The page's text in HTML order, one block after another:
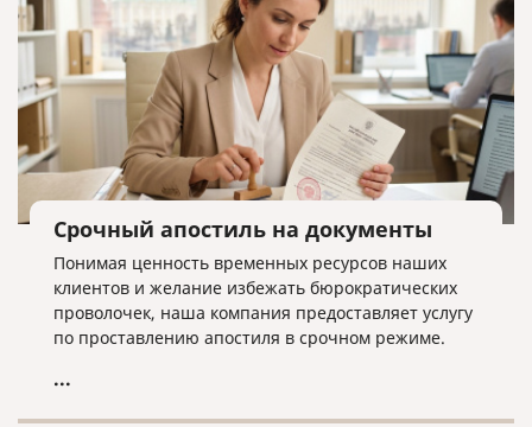
Срочный апостиль на документы
Понимая ценность временных ресурсов наших
клиентов и желание избежать бюрократических
проволочек, наша компания предоставляет услугу
по проставлению апостиля в срочном режиме.
...